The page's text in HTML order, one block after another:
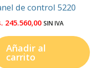
de control 5220
245.560,00 SIN IVA
Añadir al
carrito